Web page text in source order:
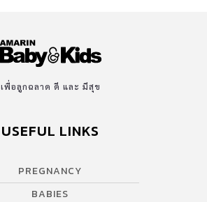
เพื่อลูกฉลาด ดี และ มีสุข
USEFUL LINKS
PREGNANCY
BABIES